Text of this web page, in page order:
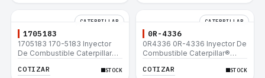
CATERPILLAR
1705183
1705183 170-5183 Inyector
De Combustible Caterpillar®
12H 140G 950B
COTIZAR STOCK
CATERPILLAR
0R-4336
0R4336 0R-4336 Inyector De
Combustible Caterpillar®
12H 140G 950B
COTIZAR STOCK